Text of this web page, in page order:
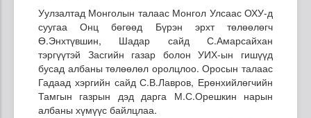
Уулзалтад Монголын талаас Монгол Улсаас ОХУ-д
суугаа Онц бөгөөд Бүрэн эрхт төлөөлөгч
Ө.Энхтүвшин, Шадар сайд С.Амарсайхан
тэргүүтэй Засгийн газар болон УИХ-ын гишүүд
бусад албаны төлөөлөл оролцлоо. Оросын талаас
Гадаад хэргийн сайд С.В.Лавров, Ерөнхийлөгчийн
Тамгын газрын дэд дарга М.С.Орешкин нарын
албаны хүмүүс байлцлаа.